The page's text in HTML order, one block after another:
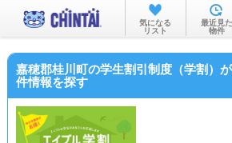
お部屋を探す
沿線・駅か
気になる
リスト
最近見た
物件
嘉穂郡桂川町の学生割引制度（学割）
件情報を探す